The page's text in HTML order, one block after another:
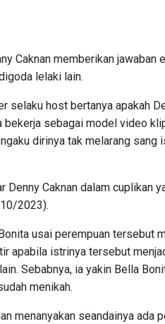
Caknan memberikan jawaban
lelaki lain.
selaku host bertanya apakah
bekerja sebagai model video
dirinya tak melarang sang
Denny Caknan dalam cuplikan
2023).
usai perempuan tersebut
apabila istrinya tersebut
Sebabnya, ia yakin Bella
menikah.
menanyakan seandainya ada